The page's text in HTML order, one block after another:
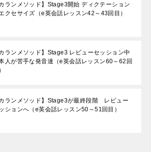
カランメソッド】Stage3開始 ディクテーション
クセサイズ（e英会話レッスン42～43回目）
カランメソッド】Stage3 レビューセッション中
人が苦手な発音達（e英会話レッスン60～62回
カランメソッド】Stage3が最終段階 レビュー
ションへ（e英会話レッスン50～51回目）